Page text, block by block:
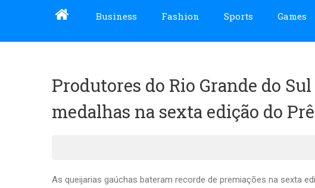
Business Fashion Sports Games
Produtores do Rio Grande do
medalhas na sexta edição do
As queijarias gaúchas bateram recorde de premiações na sexta